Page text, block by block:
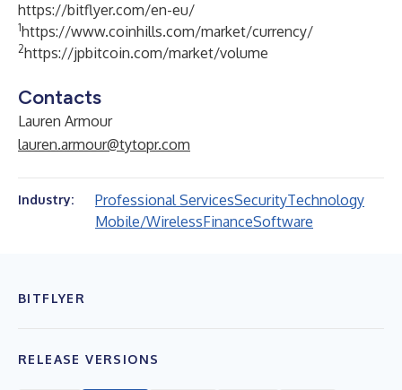
https://bitflyer.com/en-eu/
1https://www.coinhills.com/market/currency/
2https://jpbitcoin.com/market/volume
Contacts
Lauren Armour
lauren.armour@tytopr.com
Industry: Professional ServicesSecurityTechnology
Mobile/WirelessFinanceSoftware
BITFLYER
RELEASE VERSIONS